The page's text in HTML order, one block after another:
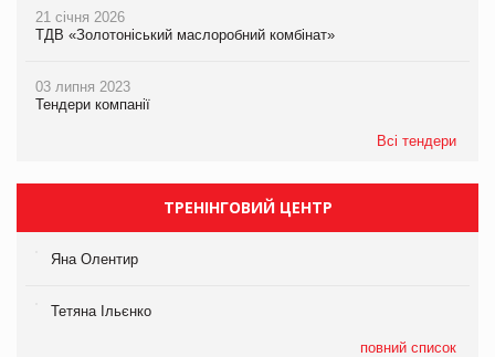
21 січня 2026
ТДВ «Золотоніський маслоробний комбінат»
03 липня 2023
Тендери компанії
Всі тендери
ТРЕНІНГОВИЙ ЦЕНТР
Яна Олентир
Тетяна Ільєнко
повний список